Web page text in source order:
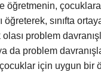
öğretmenin,
öğreterek, sınıfta
problem
da problem
için uygun bir